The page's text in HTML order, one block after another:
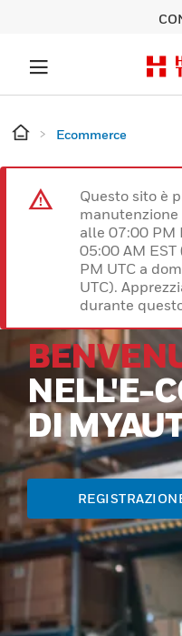
Ecommerce
Questo sito è
alle 07:00 PM
05:00 AM
PM UTC a
UTC).
durante
NELL'E-
DI